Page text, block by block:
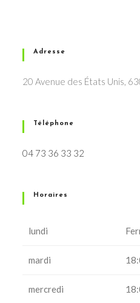
Adresse
20 Avenue des États Unis,
Téléphone
04 73 36 33 32
Horaires
lundi
mardi
mercredi